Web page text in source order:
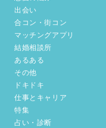
出会い
合コン・街コン
マッチングアプリ
結婚相談所
あるある
その他
ドキドキ
仕事とキャリア
特集
占い・診断